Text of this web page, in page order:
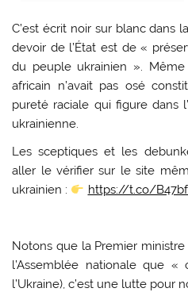
C’est écrit noir sur blanc dans
devoir de l’État est de «
du peuple ukrainien ».
africain n’avait pas osé
pureté raciale qui figure dans
ukrainienne.
Les sceptiques et les
aller le vérifier sur le site
ukrainien :
https://t.co/
Notons que la Premier ministre
l’Assemblée nationale que
l’Ukraine), c’est une lutte pour